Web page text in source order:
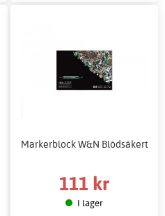
Markerblock W&N Blödsäkert
111 kr
I lager